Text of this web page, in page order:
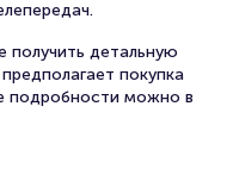
получить детальную
покупка
подробности можно в